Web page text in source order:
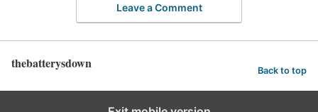
Leave a Comment
thebatterysdown Back to top